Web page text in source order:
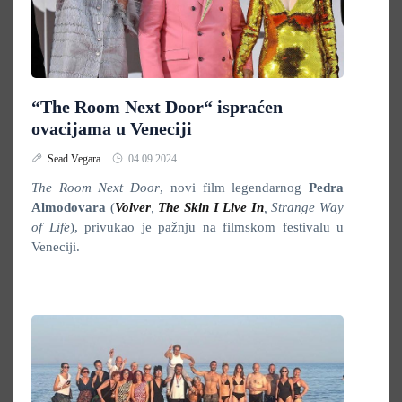
“The Room Next Door“ ispraćen
ovacijama u Veneciji
Sead Vegara 04.09.2024.
The Room Next Door, novi film legendarnogPedra
Almodovara (Volver, The Skin I Live In, Strange Way
of Life), privukao je pažnju na filmskom festivalu u
Veneciji.